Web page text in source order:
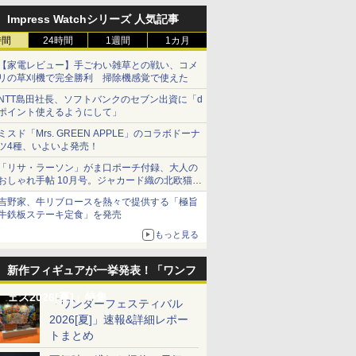
Impress Watchシリーズ 人気記事
24時間 1週間 1カ月
家電レビュー】手ごわい雑草との戦い、コメ
の草刈機で完全勝利 掃除機感覚で使えた
島田社長、ソフトバンクのセブン出資に「d
イント使えるようにして」
スド「Mrs. GREEN APPLE」のコラボドーナ
4種、いよいよ発売！
リサ・ラーソン」がま口ポーチ付録、大人の
しゃれ手帖 10月号。ジャカード織の北欧猫デ
イン
野家、牛リブロースを熱々で提供する「極旨
鉄板ステーキ定食」を発売
もっと見る
新作フィギュアが一挙発表！「ワンフ
ェス2026[夏]」特集「ワンダーフェスティバル
2026[夏]」速報&詳細レポー
トまとめ